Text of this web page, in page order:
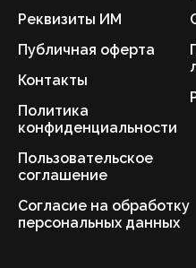
Реквизиты ИМ
Публичная оферта
Контакты
Политика
конфиденциальности
Пользовательское
соглашение
Согласие на обработку
персональных данных